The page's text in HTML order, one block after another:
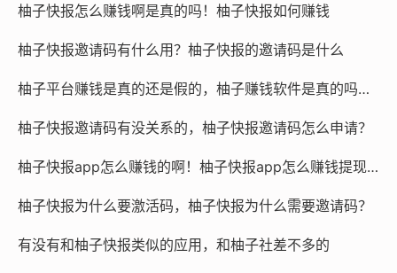
柚子快报怎么赚钱啊是真的吗！柚子快报如何赚钱
柚子快报邀请码有什么用？柚子快报的邀请码是什么
柚子平台赚钱是真的还是假的，柚子赚钱软件是真的吗还是假的？
柚子快报邀请码有没关系的，柚子快报邀请码怎么申请？
柚子快报app怎么赚钱的啊！柚子快报app怎么赚钱提现到微信
柚子快报为什么要激活码，柚子快报为什么需要邀请码？
有没有和柚子快报类似的应用，和柚子社差不多的